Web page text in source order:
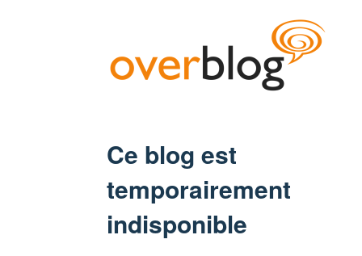
Ce blog est
temporairement
indisponible